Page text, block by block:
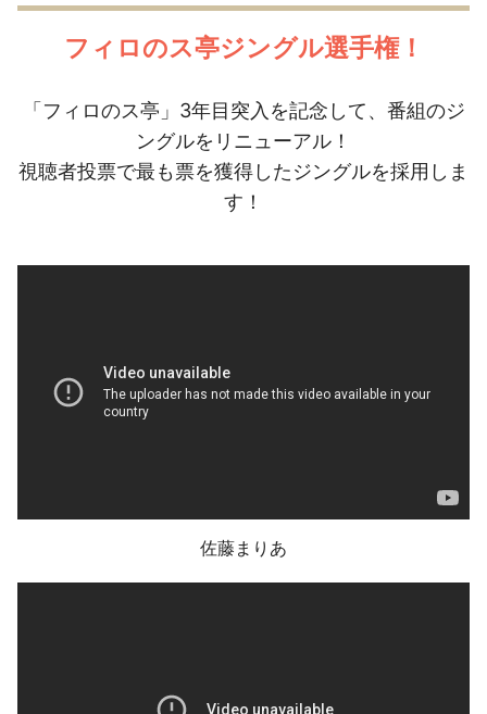
フィロのス亭ジングル選手権！
「フィロのス亭」3年目突入を記念して、番組のジ
ングルをリニューアル！
視聴者投票で最も票を獲得したジングルを採用しま
す！
佐藤まりあ